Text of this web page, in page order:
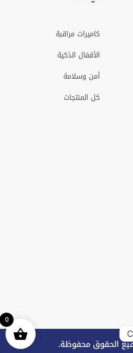
كاميرات مراقبة
الأقفال الذكية
أمن وسلامة
كل المنتجات
0